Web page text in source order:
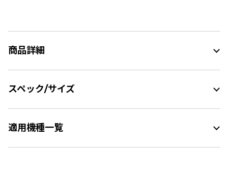
商品詳細
スペック/サイズ
適用機種一覧